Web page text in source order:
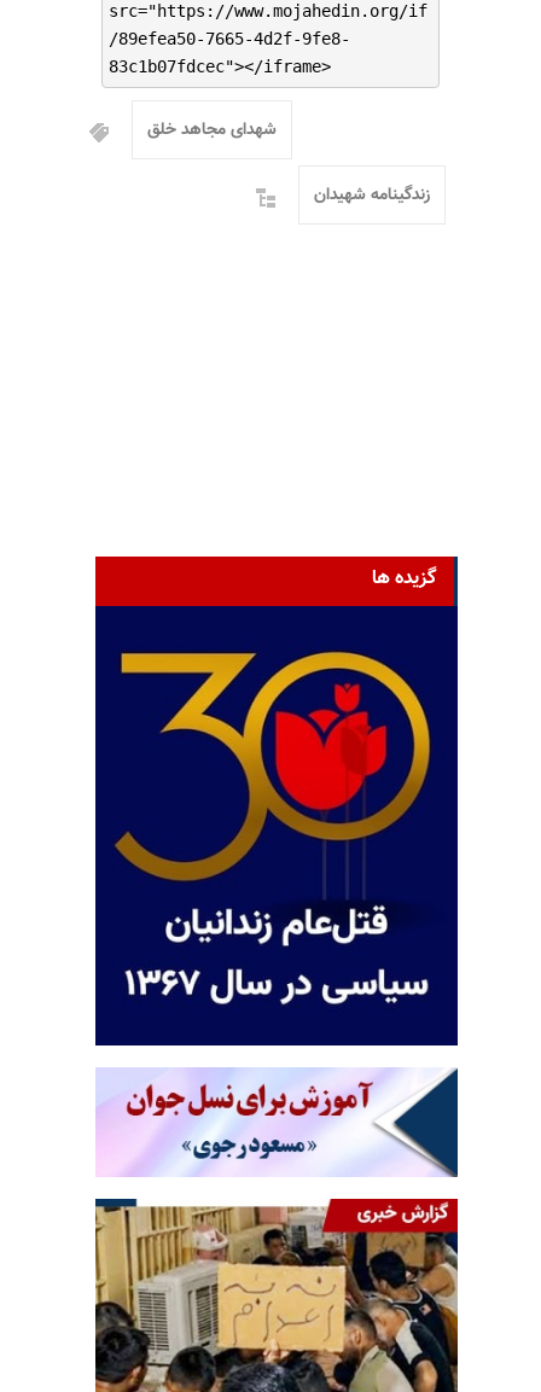
src="https://www.mojahedin.org/if
/89efea50-7665-4d2f-9fe8-
83c1b07fdcec"></iframe>
شهدای مجاهد خلق
زندگینامه شهیدان
گزیده ها